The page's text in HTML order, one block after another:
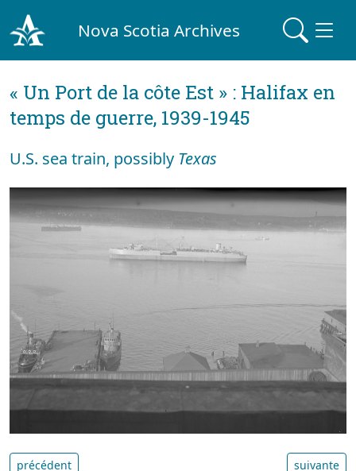
Nova Scotia Archives
« Un Port de la côte Est » : Halifax en
temps de guerre, 1939-1945
U.S. sea train, possibly Texas
précédent suivante